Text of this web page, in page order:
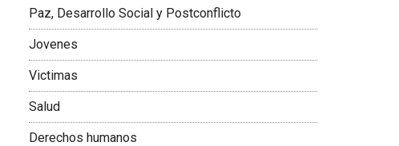
Paz, Desarrollo Social y Postconflicto
Jovenes
Victimas
Salud
Derechos humanos